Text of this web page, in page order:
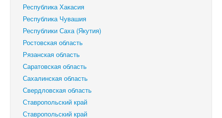
Республика Хакасия
Республика Чувашия
Республики Саха (Якутия)
Ростовская область
Рязанская область
Саратовская область
Сахалинская область
Свердловская область
Ставропольский край
‎Ставропольский край